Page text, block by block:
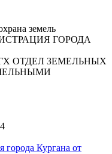
земель
ГОРОДА
ОТДЕЛ ЗЕМЕЛЬНЫХ
Кургана от